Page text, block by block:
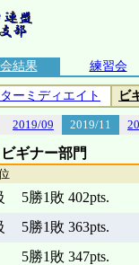
結果 練習会
ーミディエイト ビ
2019/09 2019/11
ギナー部門
5勝1敗 402pts.
5勝1敗 363pts.
5勝1敗 347pts.